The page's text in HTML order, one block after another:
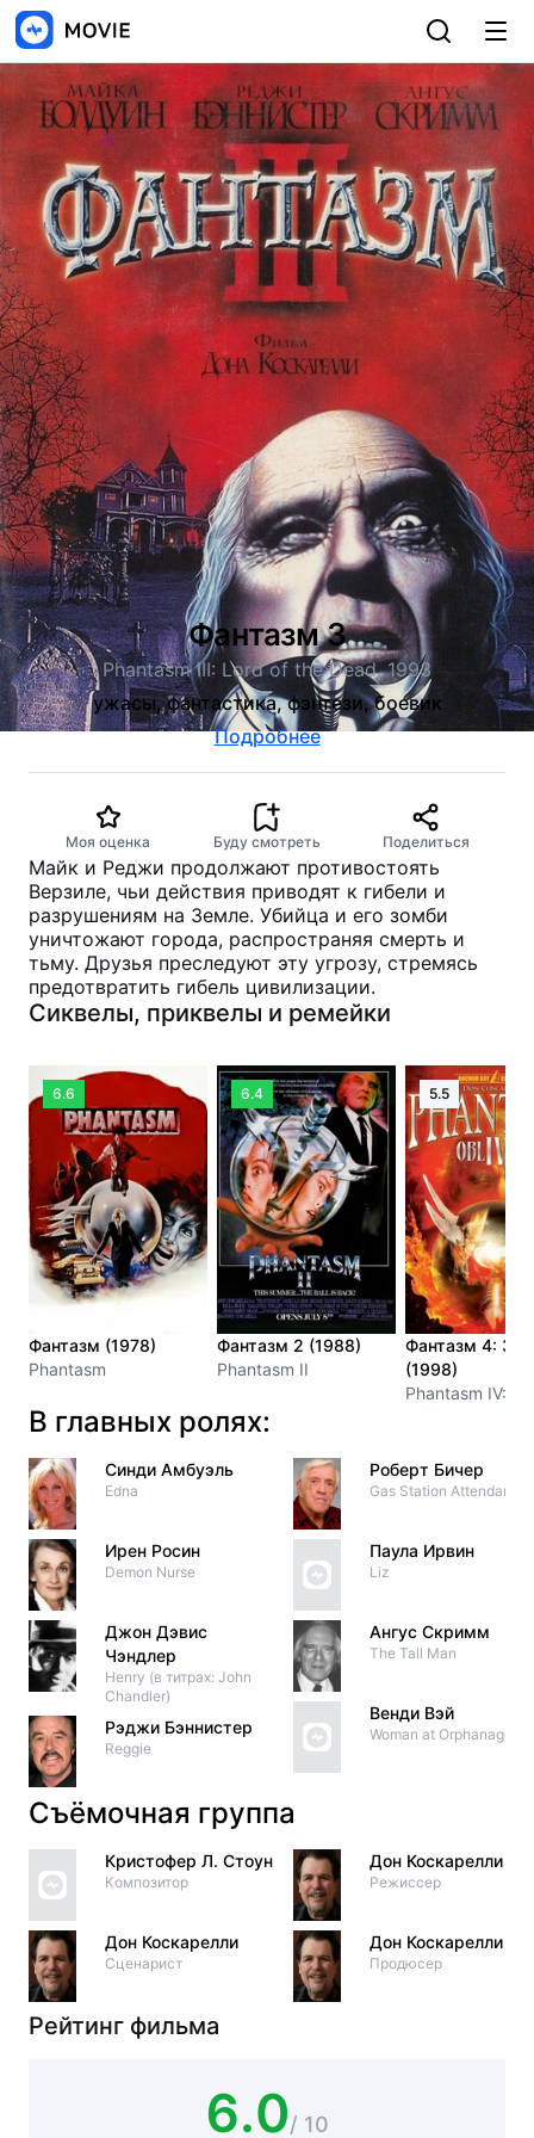
Фантазм 3
Phantasm III: Lord of the Dead, 1993
ужасы, фантастика, фэнтези, боевик
Подробнее
Моя оценка Буду смотреть Поделиться
Майк и Реджи продолжают противостоять
Верзиле, чьи действия приводят к гибели и
разрушениям на Земле. Убийца и его зомби
уничтожают города, распространяя смерть и
тьму. Друзья преследуют эту угрозу, стремясь
предотвратить гибель цивилизации.
Сиквелы, приквелы и ремейки
6.6
Фантазм (1978)
Phantasm
6.4
Фантазм 2 (1988)
Phantasm II
5.5
Фантазм 4:
(1998)
Phantasm IV:
В главных ролях:
Синди Амбуэль
Edna
Ирен Росин
Demon Nurse
Джон Дэвис
Чэндлер
Henry (в титрах: John
Chandler)
Рэджи Бэннистер
Reggie
Роберт Бичер
Gas Station Attendant
Паула Ирвин
Liz
Ангус Скримм
The Tall Man
Венди Вэй
Woman at Orphanage
Съёмочная группа
Кристофер Л. Стоун
Композитор
Дон Коскарелли
Сценарист
Дон Коскарелли
Режиссер
Дон Коскарелли
Продюсер
Рейтинг фильма
6.0/ 10